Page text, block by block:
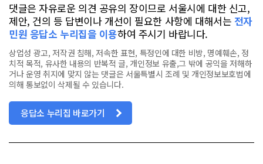
댓글은 자유로운 의견 공유의 장이므로 서울시에 대한 신고,
제안, 건의 등 답변이나 개선이 필요한 사항에 대해서는 전자
민원 응답소 누리집을 이용하여 주시기 바랍니다.
상업성 광고, 저작권 침해, 저속한 표현, 특정인에 대한 비방, 명예훼손, 정
치적 목적, 유사한 내용의 반복적 글, 개인정보 유출,그 밖에 공익을 저해하
거나 운영 취지에 맞지 않는 댓글은 서울특별시 조례 및 개인정보보호법에
의해 통보없이 삭제될 수 있습니다.
응답소 누리집 바로가기